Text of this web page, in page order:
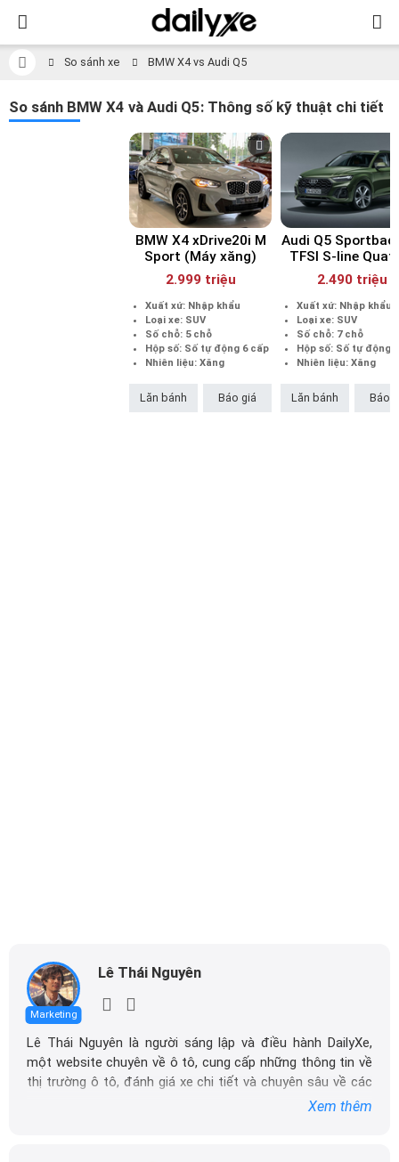
So sánh xe BMW X4 vs Audi Q5
So sánh BMW X4 và Audi Q5: Thông số kỹ thuật chi tiết
BMW X4 xDrive20i M
Sport (Máy xăng)
2.999 triệu
Xuất xứ: Nhập khẩu
Loại xe: SUV
Số chỗ: 5 chỗ
Hộp số: Số tự động 6 cấp
Nhiên liệu: Xăng
Lăn bánh Báo giá
Audi Q5
TFSI S-line
(Máy xăng)
2.490 triệu
Xuất xứ: Nhập khẩu
Loại xe: SUV
Số chỗ: 7 chỗ
Hộp số: Số tự động
Nhiên liệu: Xăng
Lăn bánh Báo
Marketing
Lê Thái Nguyên
Lê Thái Nguyên là người sáng lập và điều hành DailyXe,
một website chuyên về ô tô, cung cấp những thông tin về
thị trường ô tô, đánh giá xe chi tiết và chuyên sâu về các
Xem thêm